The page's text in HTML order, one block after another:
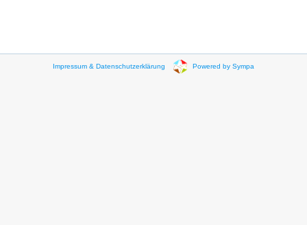
Impressum & Datenschutzerklärung Powered by Sympa